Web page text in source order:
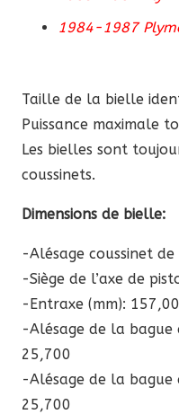
1984-1987
Taille de la bielle
Puissance maximale
Les bielles sont
coussinets.
Dimensions de bielle:
-Alésage coussinet
-Siège de l’axe de
-Entraxe (mm):
-Alésage de la bague
25,700
-Alésage de la bague
25,700